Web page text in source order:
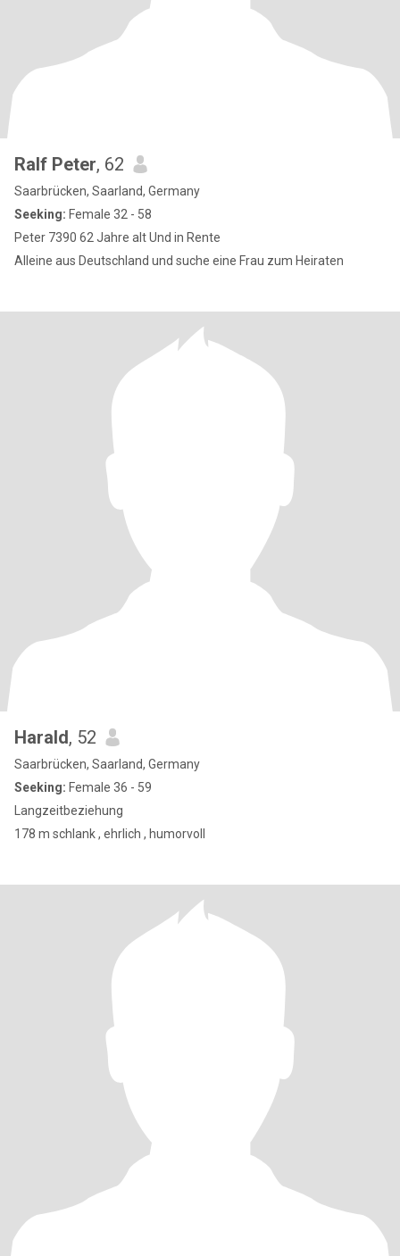
Ralf Peter, 62
Saarbrücken, Saarland, Germany
Seeking: Female 32 - 58
Peter 7390 62 Jahre alt Und in Rente
Alleine aus Deutschland und suche eine Frau zum Heiraten
Harald, 52
Saarbrücken, Saarland, Germany
Seeking: Female 36 - 59
Langzeitbeziehung
178 m schlank , ehrlich , humorvoll